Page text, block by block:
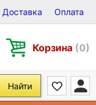
CD и DVD
Доставка Оплата
Корзина (0)
Найти